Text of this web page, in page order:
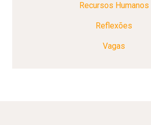
Recursos Humanos
Reflexões
Vagas